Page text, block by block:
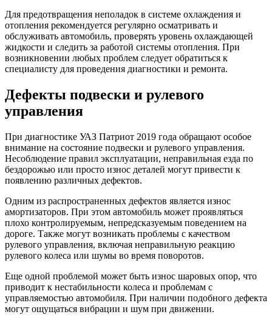
Для предотвращения неполадок в системе охлаждения и
отопления рекомендуется регулярно осматривать и
обслуживать автомобиль, проверять уровень охлаждающей
жидкости и следить за работой системы отопления. При
возникновении любых проблем следует обратиться к
специалисту для проведения диагностики и ремонта.
Дефекты подвески и рулевого
управления
При диагностике УАЗ Патриот 2019 года обращают особое
внимание на состояние подвески и рулевого управления.
Несоблюдение правил эксплуатации, неправильная езда по
бездорожью или просто износ деталей могут привести к
появлению различных дефектов.
Одним из распространенных дефектов является износ
амортизаторов. При этом автомобиль может проявляться
плохо контролируемым, непредсказуемым поведением на
дороге. Также могут возникать проблемы с качеством
рулевого управления, включая неправильную реакцию
рулевого колеса или шумы во время поворотов.
Еще одной проблемой может быть износ шаровых опор, что
приводит к нестабильности колеса и проблемам с
управляемостью автомобиля. При наличии подобного дефекта
могут ощущаться вибрации и шум при движении.